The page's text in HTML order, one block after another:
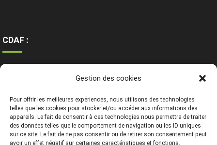
Gestion des cookies
Pour offrir les meilleures expériences, nous utilisons des technologies
telles que les cookies pour stocker et/ou accéder aux informations des
appareils. Le fait de consentir à ces technologies nous permettra de traiter
des données telles que le comportement de navigation ou les ID uniques
sur ce site. Le fait de ne pas consentir ou de retirer son consentement peut
avoir un effet négatif sur certaines caractéristiques et fonctions.
CDAF :
Mentions légales